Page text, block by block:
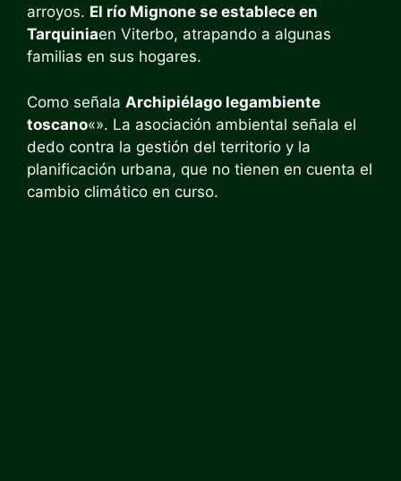
arroyos. El río Mignone se establece en
Tarquiniaen Viterbo, atrapando a algunas
familias en sus hogares.
Como señala Archipiélago legambiente
toscano«». La asociación ambiental señala el
dedo contra la gestión del territorio y la
planificación urbana, que no tienen en cuenta el
cambio climático en curso.